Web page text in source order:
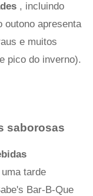
, incluindo
outono apresenta
e muitos
pico do inverno).
saborosas
tarde
Bar-B-Que